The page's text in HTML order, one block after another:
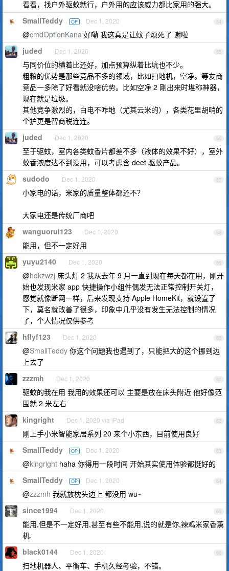
看看，找户外驱蚊就行，户外用的应该威力都比家用的强大。
54
SmallTeddy OP Dec 1, 2020
@cmdOptionKana 好嘞 我这真是让蚊子烦死了 谢啦
55
juded Dec 1, 2020
与同价位的横着比还好，加点预算纵着比坑也不少。
粗粮的优势是那些竞品不多的领域，比如扫地机，空净。等友商
竞品一多除了好看就没啥优势。比如空净 2 刚出来时堪称神器，
现在就是垃圾。
其他竞争激烈的，白电不咋地（尤其云米的），各类花里胡哨的
个护更是智商税连连。
56
juded Dec 1, 2020
至于驱蚊，室内各类蚊香片都差不多（液体的效果不好），室外
蚊香浓度达不到没用，可以考虑含 deet 驱蚊产品。
57
sudodo Dec 1, 2020
小家电的话，米家的质量整体都还不？
大家电还是传统厂商吧
58
wanguorui123 Dec 1, 2020
能用，但不一定好用
59
yuyu2140 Dec 1, 2020
@hdkzwzj 床头灯 2 我从去年 9 月一直到现在每天都在用，刚开
始也发现米家 app 快捷操作小组件偶发无法正常控制开关灯，
感觉就像断网一样，后来发现支持 Apple HomeKit，就设置了
下，莫名就改善了很多，印象中几乎没有发生无法控制的情况
了，个人情况仅供参考
60
hflyf123 Dec 1, 2020
@SmallTeddy 你这个问题我也遇到了，只能把大的这个挪到边
上去了
61
zzzmh Dec 1, 2020
驱蚊的我在用 我用的效果还可以 主要是放在床头附近 他好像范
围就 2 米左右
62
kingright Dec 1, 2020 via iPad
刚上手小米智能家居系列 20 来个小东西，目前使用良好
63
SmallTeddy OP Dec 1, 2020
@kingright haha 你得用一段时间 开始其实使用体验都挺好的
64
SmallTeddy OP Dec 1, 2020
@zzzmh 我就放枕头边上 都没用 wu~
65
since1994 Dec 1, 2020
能用,但是不一定好用,甚至有些不能用,说的就是你,辣鸡米家香薰
机.
66
black0144 Dec 1, 2020
扫地机器人、平衡车、手机久经考验，不错。